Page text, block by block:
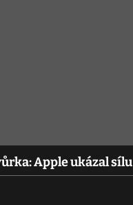
Apple ukázal sílu